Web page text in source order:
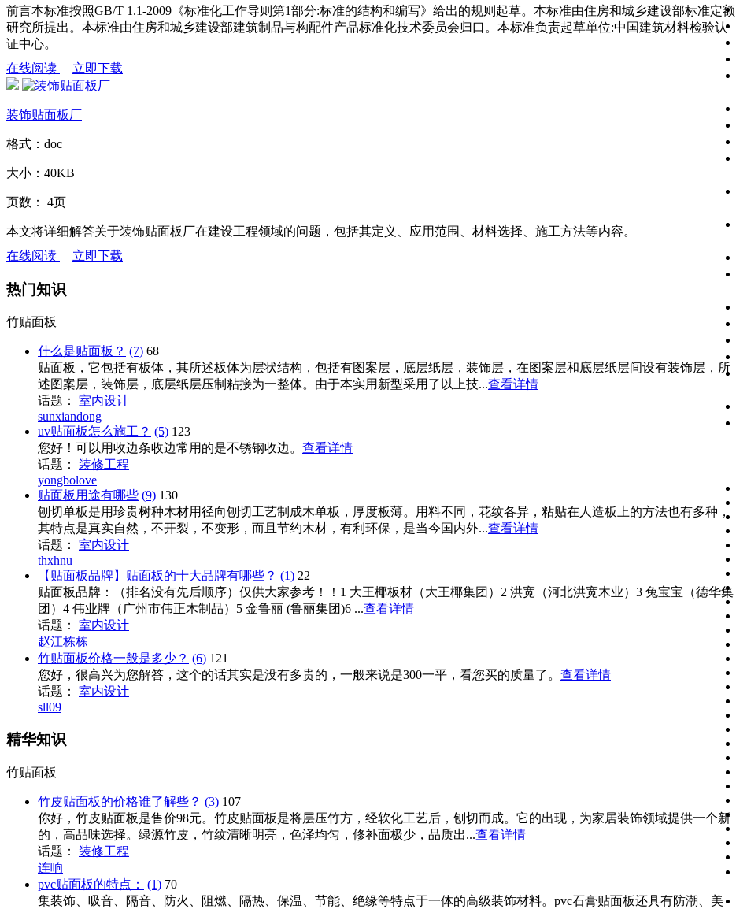
前言本标准按照GB/T 1.1-2009《标准化工作导则第1部分:标准的结构和编写》给出的规则起草。本标准由住房和城乡建设部标准定额
研究所提出。本标准由住房和城乡建设部建筑制品与构配件产品标准化技术委员会归口。本标准负责起草单位:中国建筑材料检验认
证中心。
在线阅读
立即下载
装饰贴面板厂
格式： doc
大小： 40KB
页数： 4页
本文将详细解答关于装饰贴面板厂在建设工程领域的问题，包括其定义、应用范围、材料选择、施工方法等内容。
在线阅读
立即下载
热门知识
竹贴面板
什么是贴面板？ (7) 68
贴面板，它包括有板体，其所述板体为层状结构，包括有图案层，底层纸层，装饰层，在图案层和底层纸层间设有装饰层，所
述图案层，装饰层，底层纸层压制粘接为一整体。由于本实用新型采用了以上技...查看详情
话题：
室内设计
sunxiandong
uv贴面板怎么施工？ (5) 123
您好！可以用收边条收边常用的是不锈钢收边。 查看详情
话题：
装修工程
yongbolove
贴面板用途有哪些 (9) 130
刨切单板是用珍贵树种木材用径向刨切工艺制成木单板，厚度板薄。用料不同，花纹各异，粘贴在人造板上的方法也有多种，
其特点是真实自然，不开裂，不变形，而且节约木材，有利环保，是当今国内外...查看详情
话题：
室内设计
thxhnu
【贴面板品牌】贴面板的十大品牌有哪些？ (1) 22
贴面板品牌：（排名没有先后顺序）仅供大家参考！！1 大王椰板材（大王椰集团）2 洪宽（河北洪宽木业）3 兔宝宝（德华集
团）4 伟业牌（广州市伟正木制品）5 金鲁丽 (鲁丽集团)6 ...查看详情
话题：
室内设计
赵江栋栋
竹贴面板价格一般是多少？ (6) 121
您好，很高兴为您解答，这个的话其实是没有多贵的，一般来说是300一平，看您买的质量了。 查看详情
话题：
室内设计
sll09
精华知识
竹贴面板
竹皮贴面板的价格谁了解些？ (3) 107
你好，竹皮贴面板是售价98元。竹皮贴面板是将层压竹方，经软化工艺后，刨切而成。它的出现，为家居装饰领域提供一个新
的，高品味选择。绿源竹皮，竹纹清晰明亮，色泽均匀，修补面极少，品质出...查看详情
话题：
装修工程
连响
pvc贴面板的特点：
(1) 70
集装饰、吸音、隔音、防火、阻燃、隔热、保温、节能、绝缘等特点于一体的高级装饰材料。pvc石膏贴面板还具有防潮、美